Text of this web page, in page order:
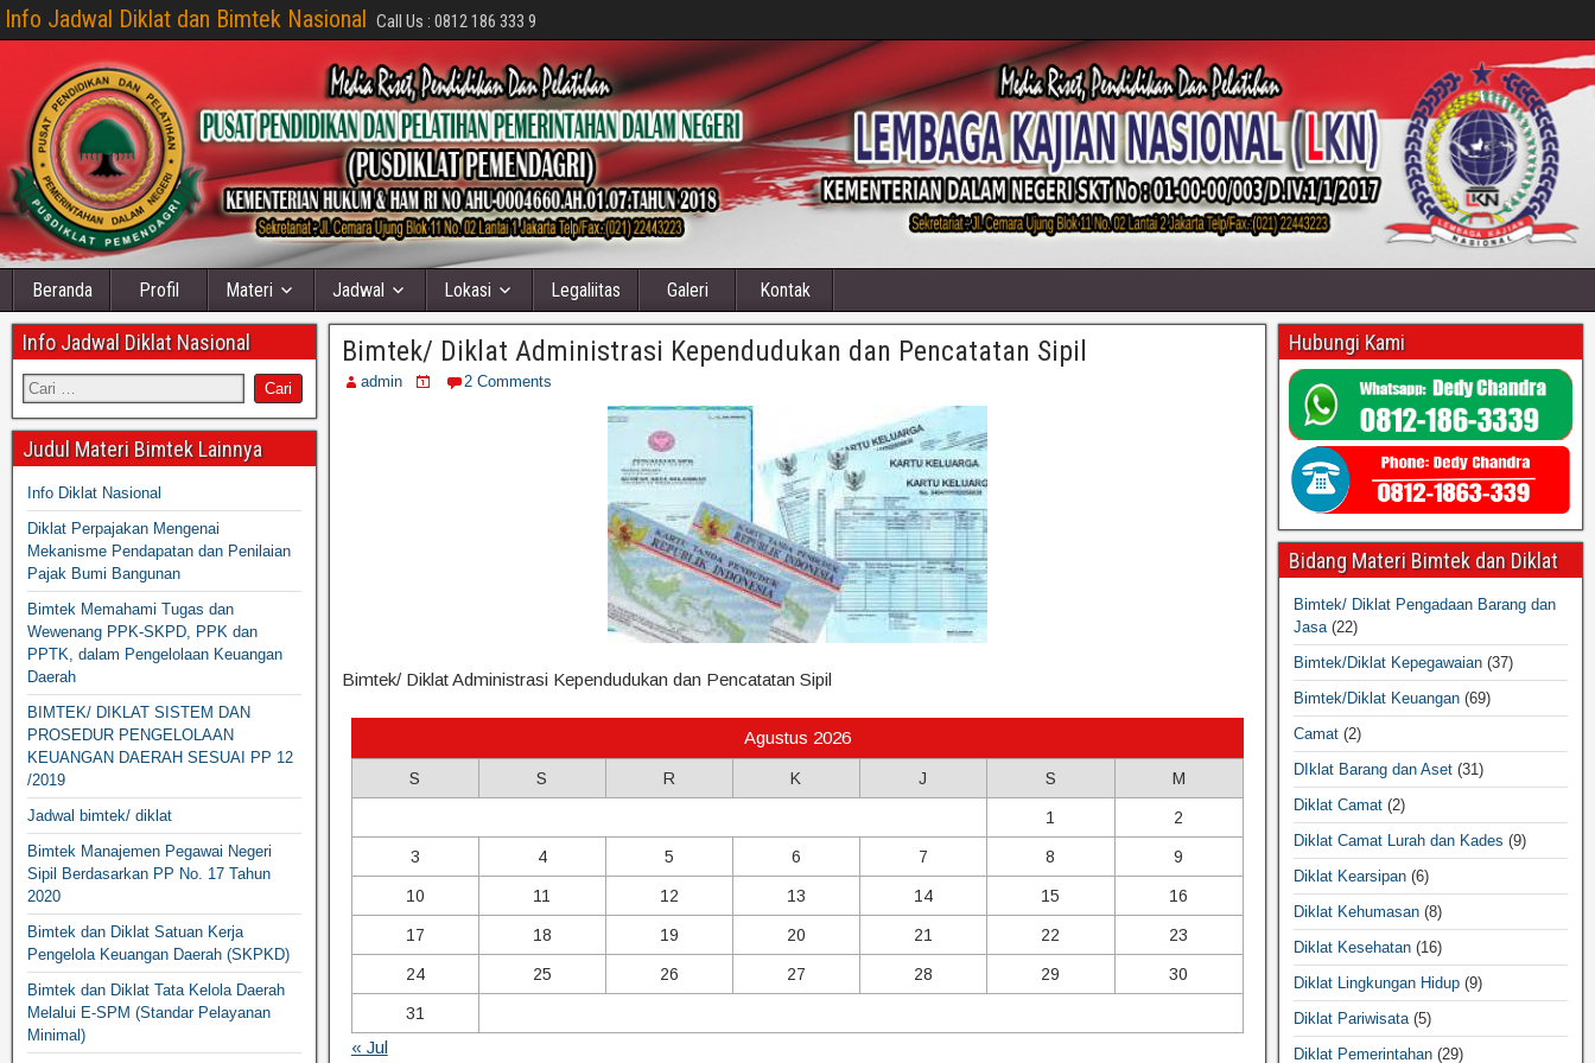
Info Jadwal Diklat dan Bimtek Nasional Call Us : 0812 186 333 9
Beranda Profil Materi Jadwal Lokasi Legaliitas Galeri Kontak
Bimtek/ Diklat Administrasi Kependudukan dan Pencatatan Sipil
admin 2 Comments
Bimtek/ Diklat Administrasi Kependudukan dan Pencatatan Sipil
Agustus 2026
S S R K J S M
1 2
3 4 5 6 7 8 9
10 11 12 13 14 15 16
17 18 19 20 21 22 23
24 25 26 27 28 29 30
31
« Jul
Info Jadwal Diklat Nasional
Judul Materi Bimtek Lainnya
Info Diklat Nasional
Diklat Perpajakan Mengenai
Mekanisme Pendapatan dan Penilaian
Pajak Bumi Bangunan
Bimtek Memahami Tugas dan
Wewenang PPK-SKPD, PPK dan
PPTK, dalam Pengelolaan Keuangan
Daerah
BIMTEK/ DIKLAT SISTEM DAN
PROSEDUR PENGELOLAAN
KEUANGAN DAERAH SESUAI PP 12
/2019
Jadwal bimtek/ diklat
Bimtek Manajemen Pegawai Negeri
Sipil Berdasarkan PP No. 17 Tahun
2020
Bimtek dan Diklat Satuan Kerja
Pengelola Keuangan Daerah (SKPKD)
Bimtek dan Diklat Tata Kelola Daerah
Melalui E-SPM (Standar Pelayanan
Minimal)
Hubungi Kami
Bidang Materi Bimtek dan Diklat
Bimtek/ Diklat Pengadaan Barang dan
Jasa(22)
Bimtek/Diklat Kepegawaian (37)
Bimtek/Diklat Keuangan (69)
Camat (2)
DIklat Barang dan Aset (31)
Diklat Camat (2)
Diklat Camat Lurah dan Kades (9)
Diklat Kearsipan (6)
Diklat Kehumasan (8)
Diklat Kesehatan (16)
Diklat Lingkungan Hidup (9)
Diklat Pariwisata(5)
Diklat Pemerintahan (29)